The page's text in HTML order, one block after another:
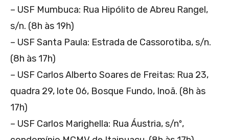
– USF Mumbuca: Rua Hipólito de Abreu Rangel,
s/n. (8h às 19h)
– USF Santa Paula: Estrada de Cassorotiba, s/n.
(8h às 17h)
– USF Carlos Alberto Soares de Freitas: Rua 23,
quadra 29, lote 06, Bosque Fundo, Inoã. (8h às
17h)
– USF Carlos Marighella: Rua Áustria, s/nº,